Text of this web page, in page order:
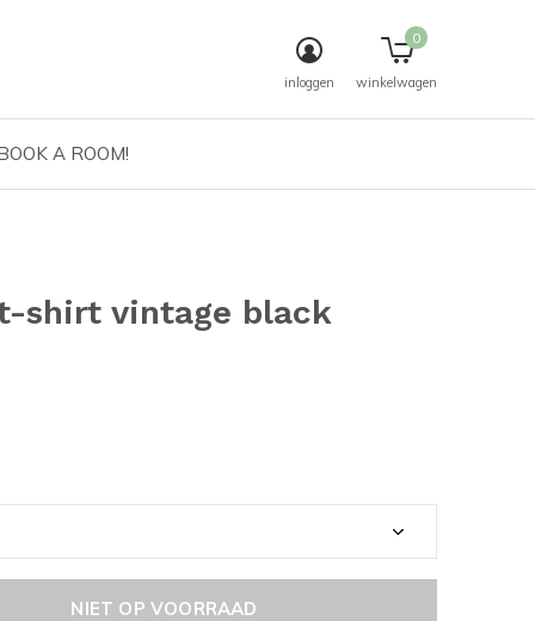
A ROOM!
inloggen winkelwagen
0
shirt vintage black
NIET OP VOORRAAD